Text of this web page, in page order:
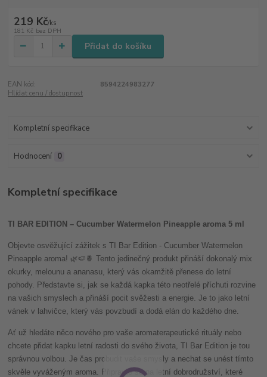
219 Kč/ks
181 Kč bez DPH
Přidat do košíku
EAN kód:
8594224983277
Hlídat cenu / dostupnost
Kompletní specifikace
Hodnocení 0
Kompletní specifikace
TI BAR EDITION – Cucumber Watermelon Pineapple aroma 5 ml
Objevte osvěžující zážitek s TI Bar Edition - Cucumber Watermelon
Pineapple aroma! 🌿🍉🍍 Tento jedinečný produkt přináší dokonalý mix
okurky, melounu a ananasu, který vás okamžitě přenese do letní
pohody. Představte si, jak se každá kapka této neotřelé příchuti rozvine
na vašich smyslech a přináší pocit svěžesti a energie. Je to jako letní
vánek v lahvičce, který vás povzbudí a dodá elán do každého dne.
Ať už hledáte něco nového pro vaše aromaterapeutické rituály nebo
chcete přidat kapku letní radosti do svého života, TI Bar Edition je tou
správnou volbou. Je čas probudit vaše smysly a nechat se unést tímto
skvěle vyváženým aroma. Připravte se na letní dobrodružství, které